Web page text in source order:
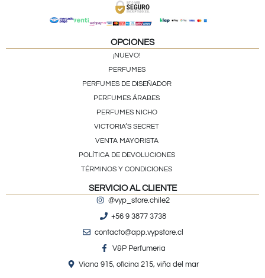
OPCIONES
¡NUEVO!
PERFUMES
PERFUMES DE DISEÑADOR
PERFUMES ÁRABES
PERFUMES NICHO
VICTORIA’S SECRET
VENTA MAYORISTA
POLÍTICA DE DEVOLUCIONES
TÉRMINOS Y CONDICIONES
SERVICIO AL CLIENTE
@vyp_store.chile2
+56 9 3877 3738
contacto@app.vypstore.cl
V&P Perfumeria
Viana 915, oficina 215, viña del mar